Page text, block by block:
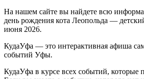
На нашем сайте вы найдете всю
день рождения кота Леопольда —
июня 2026.
КудаУфа — это интерактивная афиша
событий Уфы.
КудаУфа в курсе всех событий, которые